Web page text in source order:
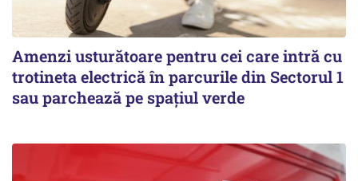
Amenzi usturătoare pentru cei care intră cu
trotineta electrică în parcurile din Sectorul 1
sau parchează pe spațiul verde